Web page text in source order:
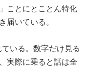
ことにとことん特化
届いている。
いる。数字だけ見る
実際に乗ると話は全